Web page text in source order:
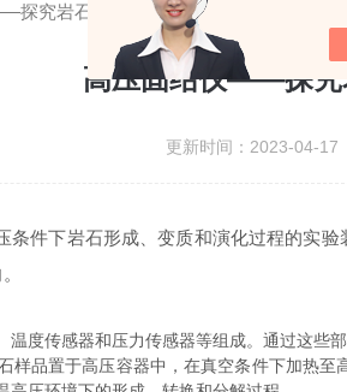
探究岩石的成岩与演化
高压固结仪——探究
更新时间：2023-04-
下岩石形成、变质和演化过程的实验
传感器和压力传感器等组成。通过这些
置于高压容器中，在真空条件下加热至